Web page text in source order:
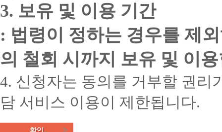
3. 보유 및 이용 기간
: 법령이 정하는 경우를 제
의 철회 시까지 보유 및 이
4. 신청자는 동의를 거부할 권리
담 서비스 이용이 제한됩니다.